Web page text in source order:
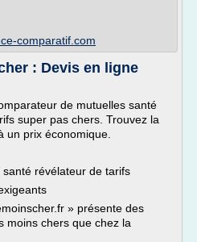
comparatif.com
: Devis en ligne
de mutuelles santé
super pas chers. Trouvez la
un prix économique.
révélateur de tarifs
» présente des
moins chers que chez la